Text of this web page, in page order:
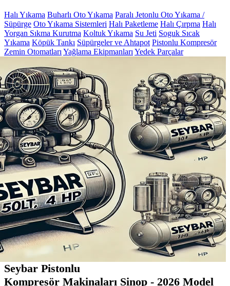
Halı Yıkama Buharlı Oto Yıkama Paralı Jetonlu Oto Yıkama /
Süpürge Oto Yıkama Sistemleri Halı Paketleme Halı Çırpma Halı
Yorgan Sıkma Kurutma Koltuk Yıkama Su Jeti Soguk Sıcak
Yıkama Köpük Tankı Süpürgeler ve Ahtapot Pistonlu Kompresör
Zemin Otomatları Yağlama Ekipmanları Yedek Parçalar
Seybar Pistonlu
Kompresör Makinaları Sinop - 2026 Model